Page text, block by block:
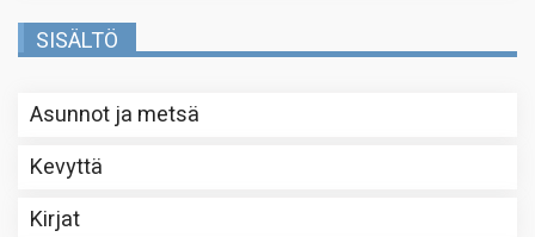
SISÄLTÖ
Asunnot ja metsä
Kevyttä
Kirjat